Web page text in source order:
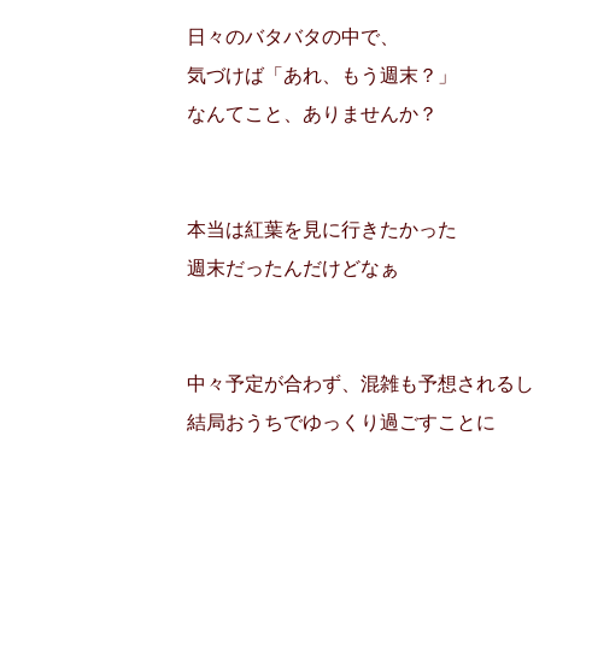
日々のバタバタの中で、
気づけば「あれ、もう週末？」
なんてこと、ありませんか？
本当は紅葉を見に行きたかった
週末だったんだけどなぁ
中々予定が合わず、混雑も予想されるし
結局おうちでゆっくり過ごすことに